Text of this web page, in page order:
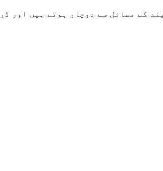
کے مسائل سے دوچار ہوتے ہیں اور